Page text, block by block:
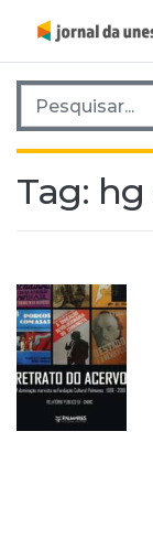
Pesquisar por:
Tag: hg